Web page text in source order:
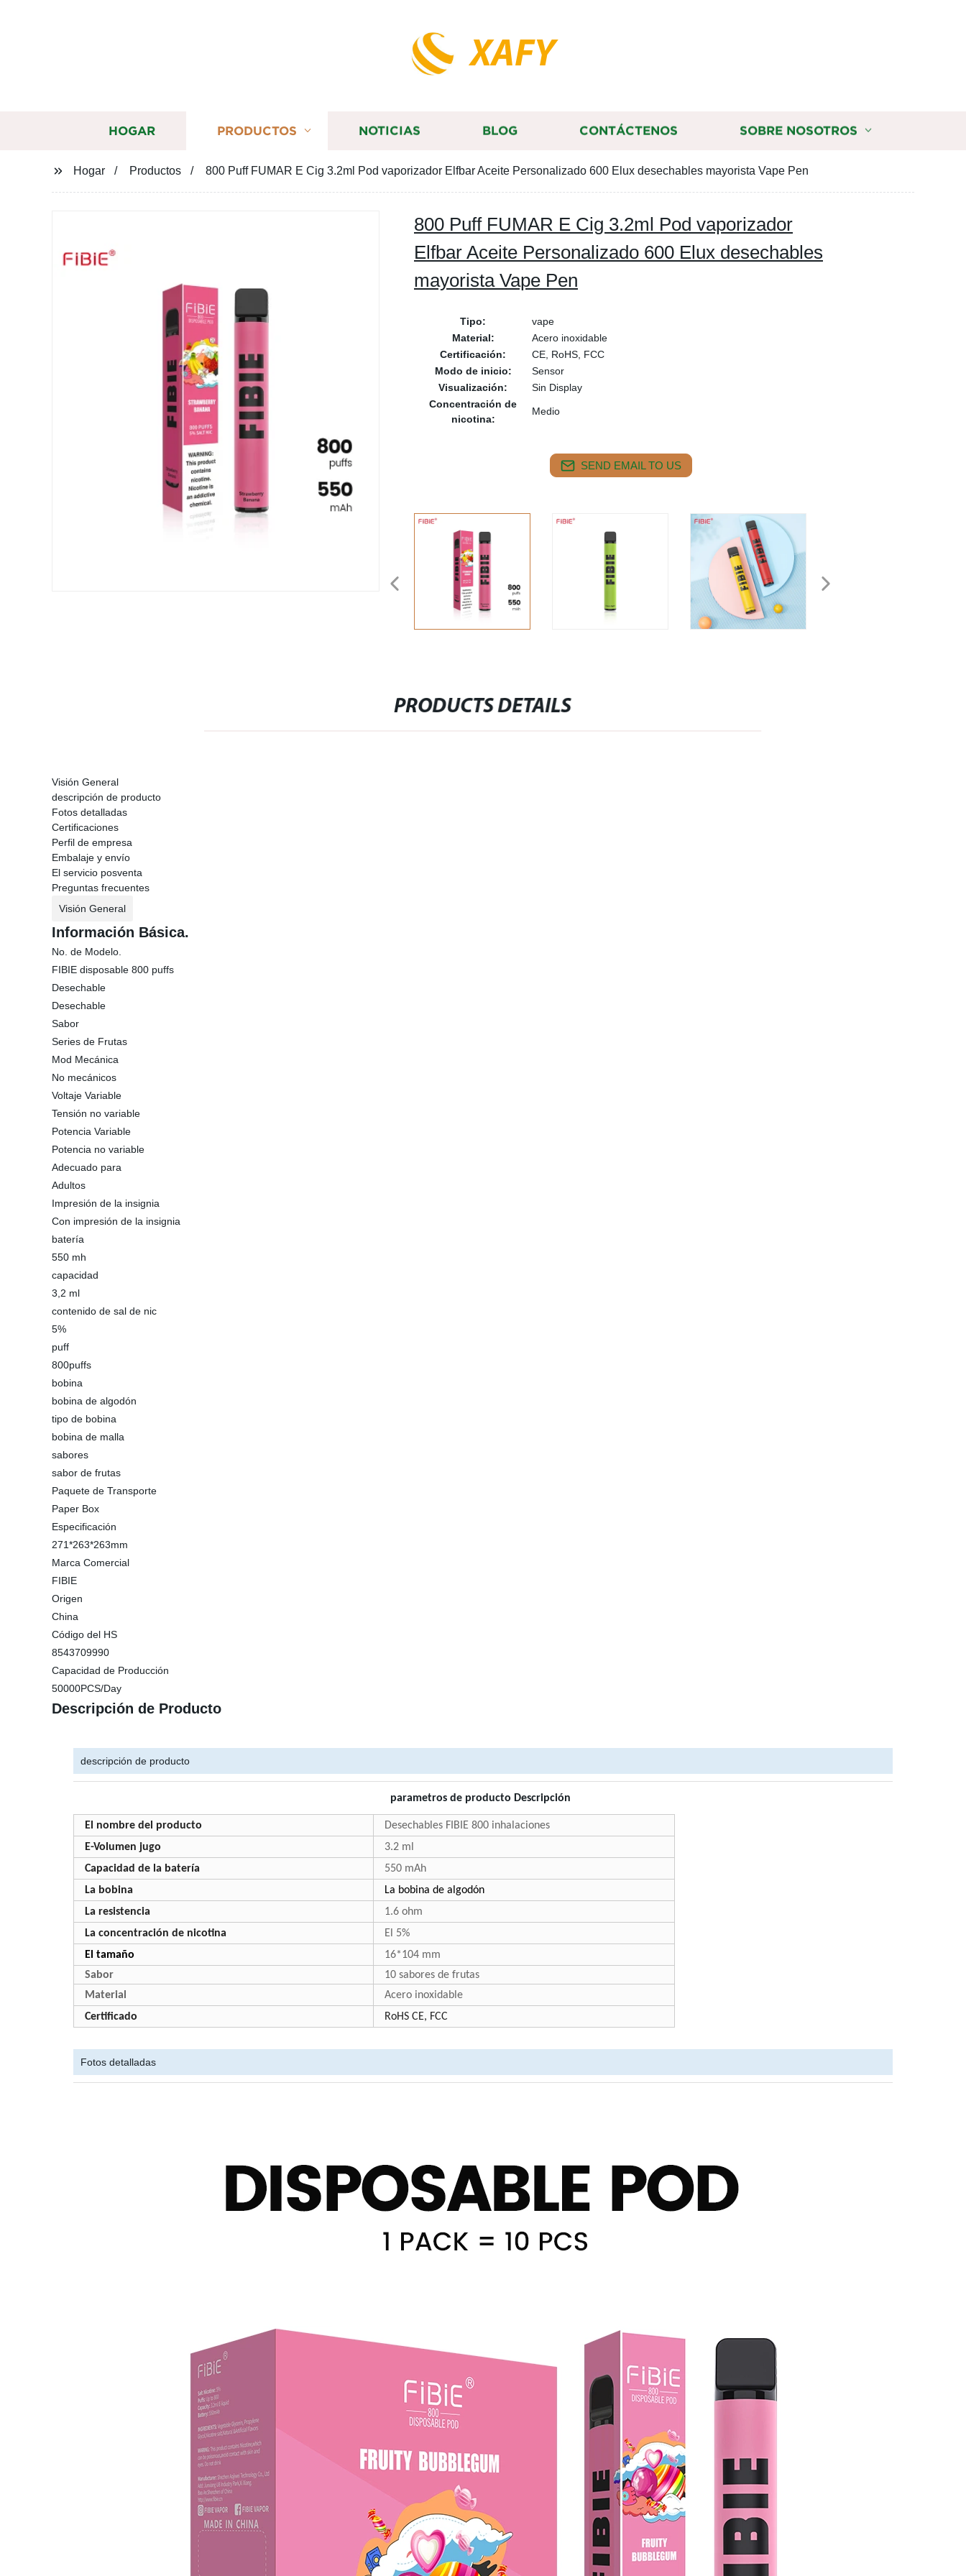
XAFY
HOGAR PRODUCTOS NOTICIAS BLOG CONTÁCTENOS SOBRE NOSOTROS
Hogar Productos 800 Puff FUMAR E Cig 3.2ml Pod vaporizador Elfbar Aceite Personalizado 600 Elux desechables mayorista Vape Pen
800 Puff FUMAR E Cig 3.2ml Pod vaporizador
Elfbar Aceite Personalizado 600 Elux desechables
mayorista Vape Pen
Tipo:
vape
Material:
Acero inoxidable
Certificación:
CE, RoHS, FCC
Modo de inicio:
Sensor
Visualización:
Sin Display
Concentración de
nicotina:
Medio
SEND EMAIL TO US
PRODUCTS DETAILS
Visión General
descripción de producto
Fotos detalladas
Certificaciones
Perfil de empresa
Embalaje y envío
El servicio posventa
Preguntas frecuentes
Visión General
Información Básica.
No. de Modelo.
FIBIE disposable 800 puffs
Desechable
Desechable
Sabor
Series de Frutas
Mod Mecánica
No mecánicos
Voltaje Variable
Tensión no variable
Potencia Variable
Potencia no variable
Adecuado para
Adultos
Impresión de la insignia
Con impresión de la insignia
batería
550 mh
capacidad
3,2 ml
contenido de sal de nic
5%
puff
800puffs
bobina
bobina de algodón
tipo de bobina
bobina de malla
sabores
sabor de frutas
Paquete de Transporte
Paper Box
Especificación
271*263*263mm
Marca Comercial
FIBIE
Origen
China
Código del HS
8543709990
Capacidad de Producción
50000PCS/Day
Descripción de Producto
descripción de producto
parametros de producto Descripción
El nombre del producto
Desechables FIBIE 800 inhalaciones
E-Volumen jugo
3.2 ml
Capacidad de la batería
550 mAh
La bobina
La bobina de algodón
La resistencia
1.6 ohm
La concentración de nicotina
El 5%
El tamaño
16*104 mm
Sabor
10 sabores de frutas
Material
Acero inoxidable
Certificado
RoHS CE, FCC
Fotos detalladas